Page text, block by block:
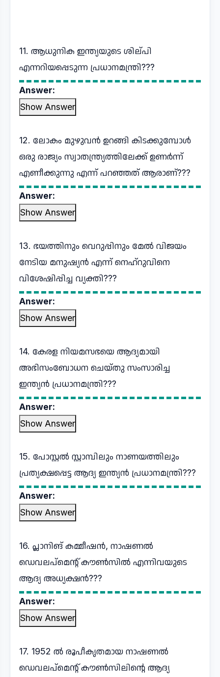
11. ആധുനിക ഇന്ത്യയുടെ ശില്പി
എന്നറിയപ്പെടുന്ന പ്രധാനമന്ത്രി???
Answer:
Show Answer
12. ലോകം മുഴുവൻ ഉറങ്ങി കിടക്കുമ്പോൾ
ഒരു രാജ്യം സ്വാതന്ത്ര്യത്തിലേക്ക് ഉണർന്ന്
എണീക്കുന്നു എന്ന് പറഞ്ഞത് ആരാണ്???
Answer:
Show Answer
13. ഭയത്തിനും വെറുപ്പിനും മേൽ വിജയം
നേടിയ മനുഷ്യൻ എന്ന് നെഹ്റുവിനെ
വിശേഷിപ്പിച്ച വ്യക്തി???
Answer:
Show Answer
14. കേരള നിയമസഭയെ ആദ്യമായി
അഭിസംബോധന ചെയ്തു സംസാരിച്ച
ഇന്ത്യൻ പ്രധാനമന്ത്രി???
Answer:
Show Answer
15. പോസ്റ്റൽ സ്റ്റാമ്പിലും നാണയത്തിലും
പ്രത്യക്ഷപ്പെട്ട ആദ്യ ഇന്ത്യൻ പ്രധാനമന്ത്രി???
Answer:
Show Answer
16. പ്ലാനിങ് കമ്മീഷൻ, നാഷണൽ
ഡെവലപ്മെന്റ് കൗൺസിൽ എന്നിവയുടെ
ആദ്യ അധ്യക്ഷൻ???
Answer:
Show Answer
17. 1952 ൽ രൂപീകൃതമായ നാഷണൽ
ഡെവലപ്മെന്റ് കൗൺസിലിന്റെ ആദ്യ